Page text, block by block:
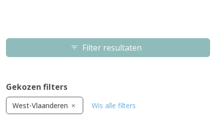
Filter resultaten
Gekozen filters
West-Vlaanderen Wis alle filters